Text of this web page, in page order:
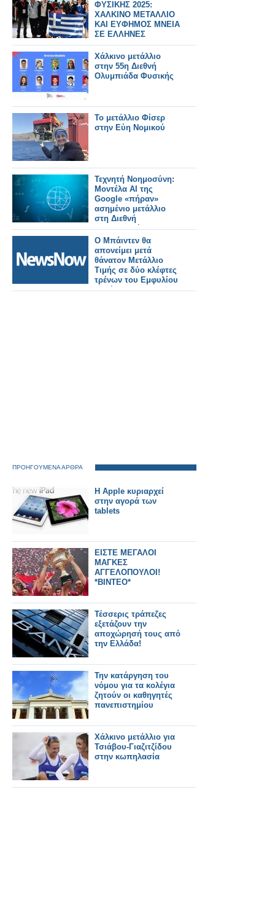
ΦΥΣΙΚΗΣ 2025:
ΧΑΛΚΙΝΟ ΜΕΤΑΛΛΙΟ
ΚΑΙ ΕΥΦΗΜΟΣ ΜΝΕΙΑ
ΣΕ ΕΛΛΗΝΕΣ
ΜΑΘΗΤΕΣ
Χάλκινο μετάλλιο
στην 55η Διεθνή
Ολυμπιάδα Φυσικής
Το μετάλλιο Φίσερ
στην Εύη Νομικού
Τεχνητή Νοημοσύνη:
Μοντέλα AI της
Google «πήραν»
ασημένιο μετάλλιο
στη Διεθνή
Μαθηματική
Ολυμπιάδα 2024
Ο Μπάιντεν θα
απονείμει μετά
θάνατον Μετάλλιο
Τιμής σε δύο κλέφτες
τρένων του Εμφυλίου
Πολέμου
ΠΡΟΗΓΟΥΜΕΝΑ ΑΡΘΡΑ
Η Apple κυριαρχεί
στην αγορά των
tablets
ΕΙΣΤΕ ΜΕΓΑΛΟΙ
ΜΑΓΚΕΣ
ΑΓΓΕΛΟΠΟΥΛΟΙ!
*ΒΙΝΤΕΟ*
Τέσσερις τράπεζες
εξετάζουν την
αποχώρησή τους από
την Ελλάδα!
Την κατάργηση του
νόμου για τα κολέγια
ζητούν οι καθηγητές
πανεπιστημίου
Χάλκινο μετάλλιο για
Τσιάβου-Γιαζιτζίδου
στην κωπηλασία